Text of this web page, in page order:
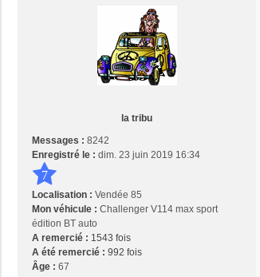
la tribu
Messages : 8242
Enregistré le : dim. 23 juin 2019 16:34
7
Localisation : Vendée 85
Mon véhicule : Challenger V114 max sport
édition BT auto
A remercié : 1543 fois
A été remercié : 992 fois
Âge : 67